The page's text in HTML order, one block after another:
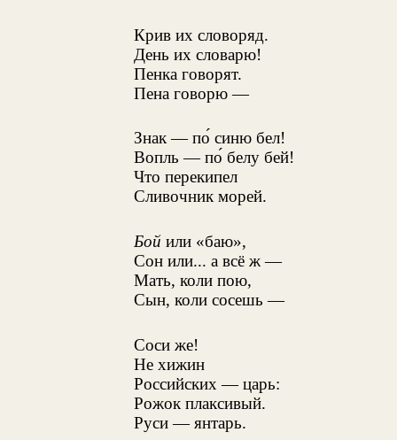
Крив их словоряд.
День их словарю!
Пенка говорят.
Пена говорю —
Знак — по́ синю бел!
Вопль — по́ белу бей!
Что перекипел
Сливочник морей.
Бой или «баю»,
Сон или... а всё ж —
Мать, коли пою,
Сын, коли сосешь —
Соси же!
Не хижин
Российских — царь:
Рожок плаксивый.
Руси — янтарь.